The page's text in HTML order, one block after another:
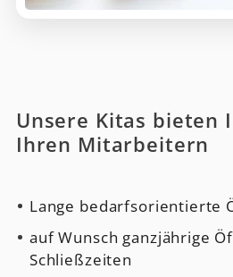
Unsere Kitas bieten
Ihren Mitarbeitern
Lange bedarfsorientierte
auf Wunsch ganzjährige
Schließzeiten